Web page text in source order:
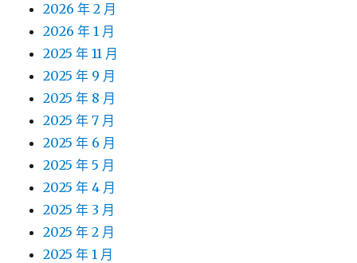
2026 年 2 月
2026 年 1 月
2025 年 11 月
2025 年 9 月
2025 年 8 月
2025 年 7 月
2025 年 6 月
2025 年 5 月
2025 年 4 月
2025 年 3 月
2025 年 2 月
2025 年 1 月